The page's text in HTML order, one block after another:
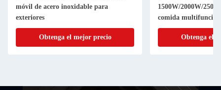
móvil de acero inoxidable para
exteriores
Obtenga el mejor precio
1500W/2000W/
comida multifunción
Obtenga el